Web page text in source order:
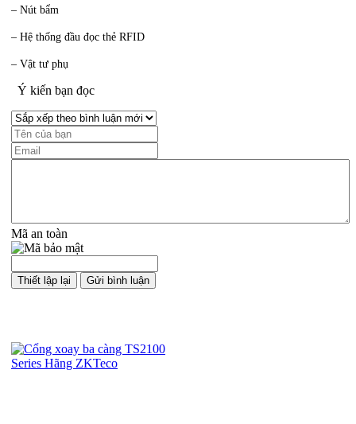
– Nút bẩm
– Hệ thống đầu đọc thẻ RFID
– Vật tư phụ
Ý kiến bạn đọc
Mã an toàn